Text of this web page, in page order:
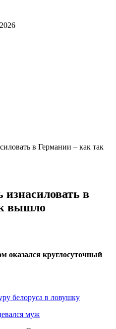
в Германии – как так
изнасиловать в
вышло
оказался круглосуточный
белоруса в ловушку
муж